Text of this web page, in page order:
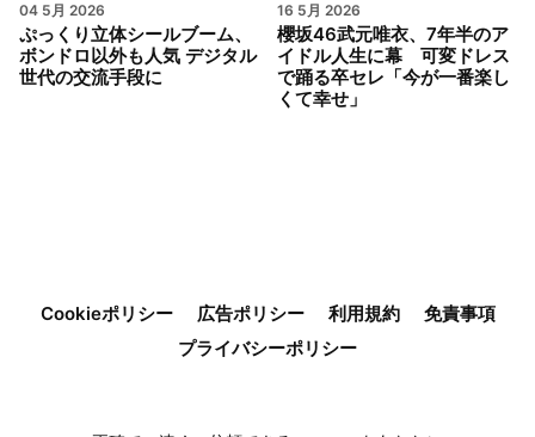
04 5月 2026
ぷっくり立体シールブーム、
ボンドロ以外も人気 デジタル
世代の交流手段に
16 5月 2026
櫻坂46武元唯衣、7年半のア
イドル人生に幕 可変ドレス
で踊る卒セレ「今が一番楽し
くて幸せ」
Cookieポリシー 広告ポリシー 利用規約
免責事項
プライバシーポリシー